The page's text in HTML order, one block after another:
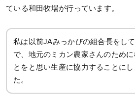
ている和田牧場が行っています。
私は以前JAみっかびの組合長をし
で、地元のミカン農家さんのために
とをと思い生産に協力することにし
た。